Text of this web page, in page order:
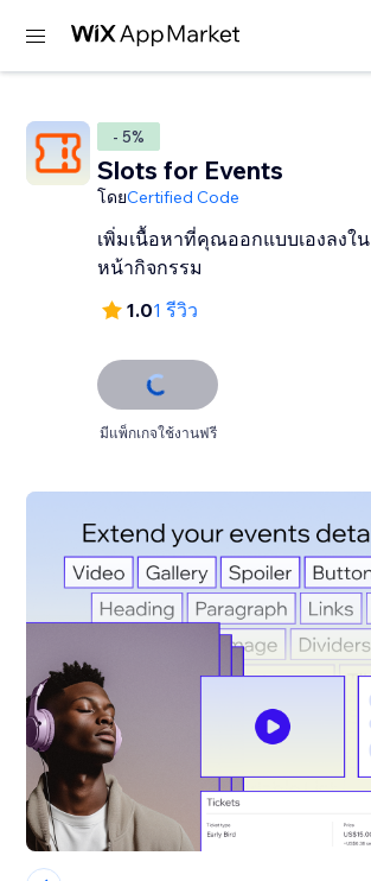
- 5%
Slots for Events
โดยCertified Code
เพิ่มเนื้อหาที่คุณออกแบบเองลงใน
หน้ากิจกรรม
1.01 รีวิว
มีแพ็กเกจใช้งานฟรี